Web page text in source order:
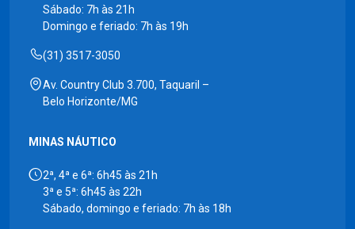
Sábado: 7h às 21h
Domingo e feriado: 7h às 19h
(31) 3517-3050
Av. Country Club 3.700, Taquaril –
Belo Horizonte/MG
MINAS NÁUTICO
2ª, 4ª e 6ª: 6h45 às 21h
3ª e 5ª: 6h45 às 22h
Sábado, domingo e feriado: 7h às 18h